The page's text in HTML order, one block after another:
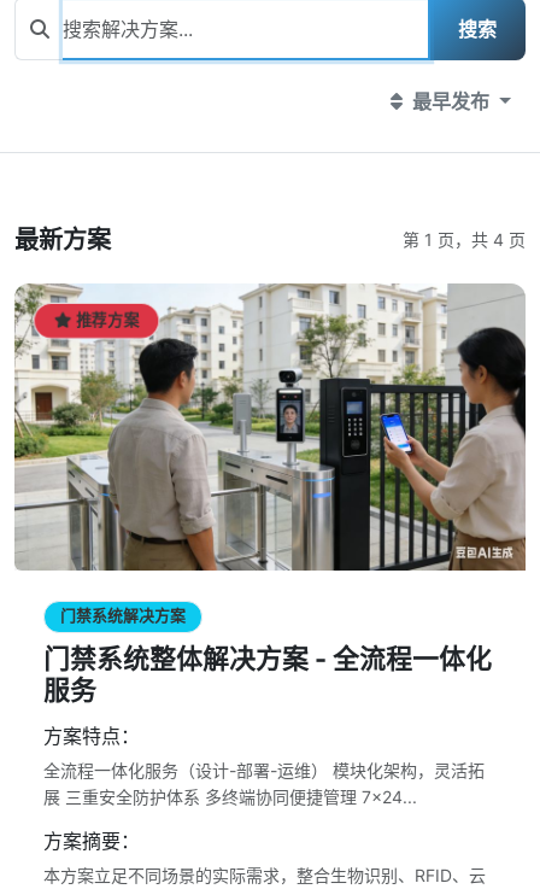
搜索
最早发布
最新方案 第 1 页，共 4 页
推荐方案
门禁系统解决方案
门禁系统整体解决方案 - 全流程一体化
服务
方案特点：
全流程一体化服务（设计-部署-运维） 模块化架构，灵活拓
展 三重安全防护体系 多终端协同便捷管理 7×24...
方案摘要：
本方案立足不同场景的实际需求，整合生物识别、RFID、云